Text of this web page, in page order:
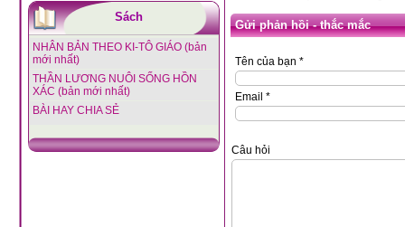
Sách
NHÂN BẢN THEO KI-TÔ GIÁO (bản
mới nhất)
THẦN LƯƠNG NUÔI SỐNG HỒN
XÁC (bản mới nhất)
BÀI HAY CHIA SẺ
Gửi phản hồi - thắc mắc
Tên của bạn *
Email *
Câu hỏi